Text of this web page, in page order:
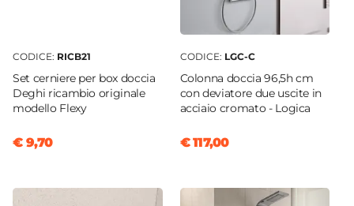
CODICE: RICB21
Set cerniere per box doccia
Deghi ricambio originale
modello Flexy
€ 9,70
CODICE: LGC-C
Colonna doccia 96,5h cm
con deviatore due uscite in
acciaio cromato - Logica
€ 117,00